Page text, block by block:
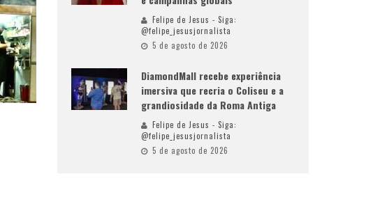
Felipe de Jesus - Siga:
@felipe_jesusjornalista
5 de agosto de 2026
DiamondMall recebe experiência
imersiva que recria o Coliseu e a
grandiosidade da Roma Antiga
Felipe de Jesus - Siga:
@felipe_jesusjornalista
5 de agosto de 2026